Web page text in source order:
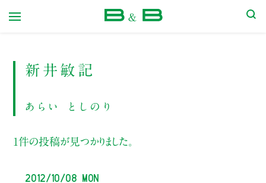
新井敏記
あらい としのり
1件の投稿が見つかりました。
2012/10/08 Mon